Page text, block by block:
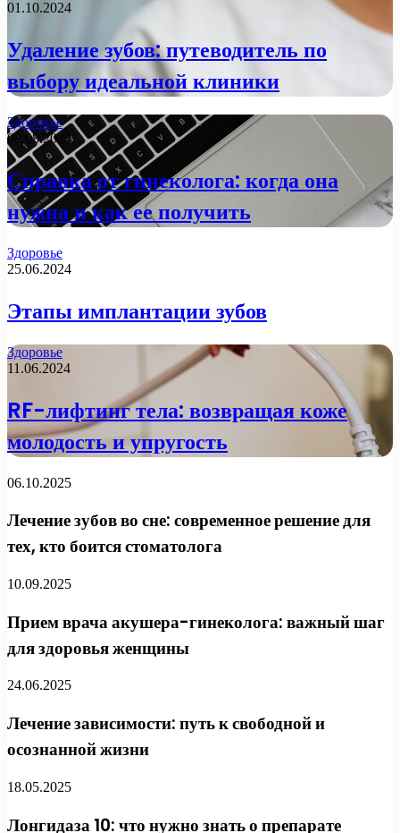
01.10.2024
Удаление зубов: путеводитель по
выбору идеальной клиники
Здоровье
08.08.2024
Справка от гинеколога: когда она
нужна и как ее получить
Здоровье
25.06.2024
Этапы имплантации зубов
Здоровье
11.06.2024
RF-лифтинг тела: возвращая коже
молодость и упругость
06.10.2025
Лечение зубов во сне: современное решение для
тех, кто боится стоматолога
10.09.2025
Прием врача акушера-гинеколога: важный шаг
для здоровья женщины
24.06.2025
Лечение зависимости: путь к свободной и
осознанной жизни
18.05.2025
Лонгидаза 10: что нужно знать о препарате